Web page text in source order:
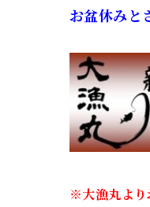
お盆休みと
※大漁丸よ